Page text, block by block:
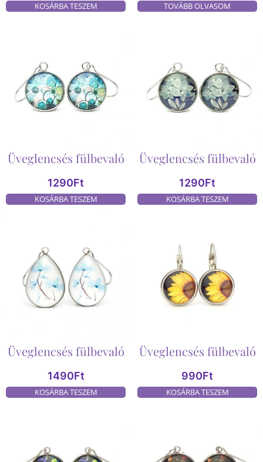
KOSÁRBA TESZEM TOVÁBB OLVASOM
Üveglencsés fülbevaló
1290Ft
KOSÁRBA TESZEM
Üveglencsés fülbevaló
1290Ft
KOSÁRBA TESZEM
Üveglencsés fülbevaló
1490Ft
KOSÁRBA TESZEM
Üveglencsés fülbevaló
990Ft
KOSÁRBA TESZEM